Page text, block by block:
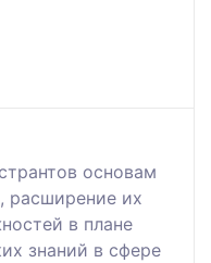
основам
расширение их
в плане
знаний в сфере